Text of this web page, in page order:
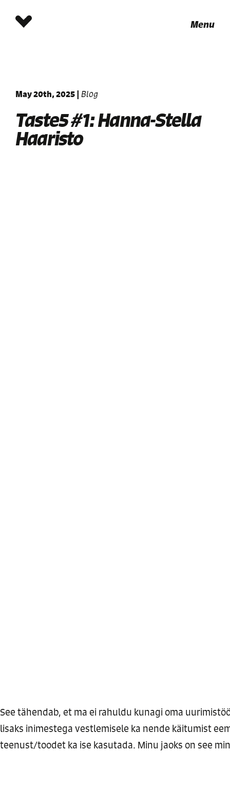
Menu
May 20th, 2025| Blog
Taste5 #1: Hanna-Stella
Haaristo
See tähendab, et ma ei rahuldu kunagi oma
lisaks inimestega vestlemisele ka nende käitumist
teenust/toodet ka ise kasutada. Minu jaoks on see